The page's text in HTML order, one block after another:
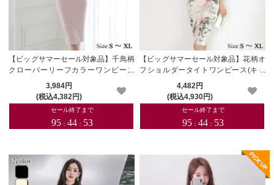
【ビッグサマーセール対象品】千鳥柄
クローバーリーフカラーワンピース
(キャバドレス・CABARETDRESS)
3,984円
(税込4,382円)
【ビッグサマーセール対象品】花柄オ
フショルダータイトワンピース(キャ
バドレス・CABARETDRESS)
4,482円
(税込4,930円)